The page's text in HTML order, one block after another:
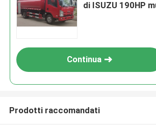
di ISUZU 190HP
Continua
Prodotti raccomandati